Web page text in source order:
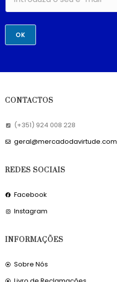
OK
CONTACTOS
(+351) 924 008 228
geral@mercadodavirtude.com
REDES SOCIAIS
Facebook
Instagram
INFORMAÇÕES
Sobre Nós